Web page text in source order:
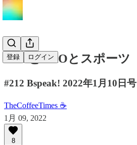
登録 ログイン
NFTとDAOとスポーツ
#212 Bspeak! 2022年1月10日号
TheCoffeeTimes ☕
1月 09, 2022
8